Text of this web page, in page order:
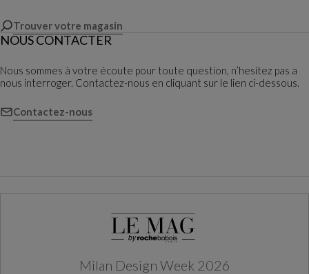
Trouver votre magasin
NOUS CONTACTER
Nous sommes à votre écoute pour toute question, n’hesitez pas a
nous interroger. Contactez-nous en cliquant sur le lien ci-dessous.
Contactez-nous
Milan Design Week 2026